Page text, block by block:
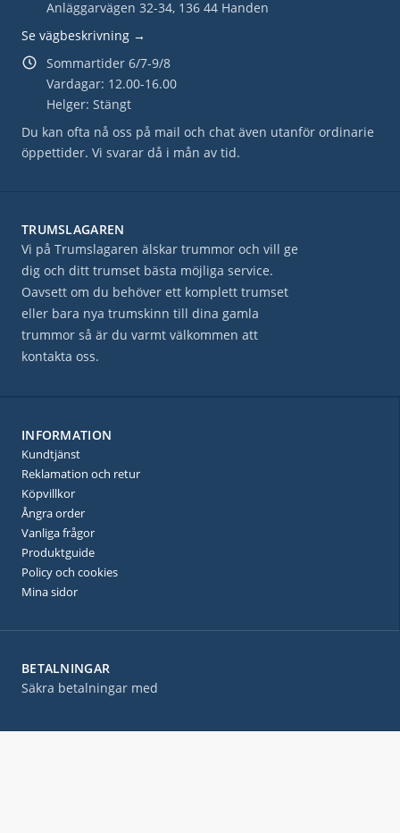
Anläggarvägen 32-34, 136 44 Handen
Se vägbeskrivning →
Sommartider 6/7-9/8
Vardagar: 12.00-16.00
Helger: Stängt
Du kan ofta nå oss på mail och chat även utanför ordinarie
öppettider. Vi svarar då i mån av tid.
BETALNINGAR
Säkra betalningar med
TRUMSLAGAREN
Vi på Trumslagaren älskar trummor och vill ge
dig och ditt trumset bästa möjliga service.
Oavsett om du behöver ett komplett trumset
eller bara nya trumskinn till dina gamla
trummor så är du varmt välkommen att
kontakta oss.
INFORMATION
Kundtjänst
Reklamation och retur
Köpvillkor
Ångra order
Vanliga frågor
Produktguide
Policy och cookies
Mina sidor